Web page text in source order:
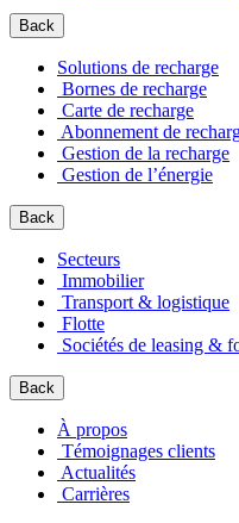
Back
Solutions de recharge
Bornes de recharge
Carte de recharge
Abonnement de
Gestion de la recharge
Gestion de l’énergie
Back
Secteurs
Immobilier
Transport & logistique
Flotte
Sociétés de leasing &
Back
À propos
Témoignages clients
Actualités
Carrières